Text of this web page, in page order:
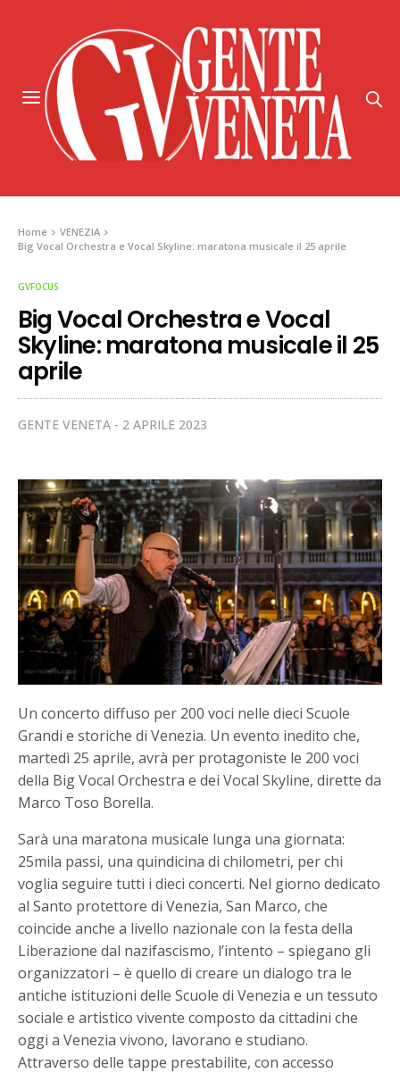
Home
VENEZIA
Big Vocal Orchestra e Vocal Skyline: maratona musicale il 25 aprile
GVFOCUS
Big Vocal Orchestra e Vocal
Skyline: maratona musicale il 25
aprile
GENTE VENETA 2 APRILE 2023
Un concerto diffuso per 200 voci nelle dieci Scuole
Grandi e storiche di Venezia. Un evento inedito che,
martedì 25 aprile, avrà per protagoniste le 200 voci
della Big Vocal Orchestra e dei Vocal Skyline, dirette da
Marco Toso Borella.
Sarà una maratona musicale lunga una giornata:
25mila passi, una quindicina di chilometri, per chi
voglia seguire tutti i dieci concerti. Nel giorno dedicato
al Santo protettore di Venezia, San Marco, che
coincide anche a livello nazionale con la festa della
Liberazione dal nazifascismo, l’intento – spiegano gli
organizzatori – è quello di creare un dialogo tra le
antiche istituzioni delle Scuole di Venezia e un tessuto
sociale e artistico vivente composto da cittadini che
oggi a Venezia vivono, lavorano e studiano.
Attraverso delle tappe prestabilite, con accesso